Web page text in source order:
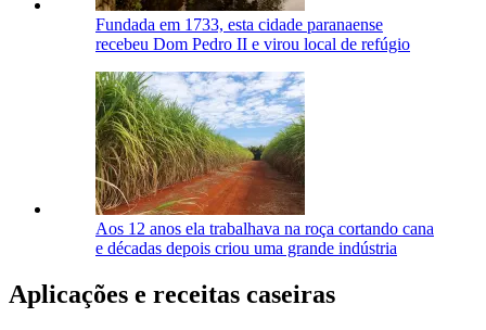
Fundada em 1733, esta cidade paranaense
recebeu Dom Pedro II e virou local de refúgio
Aos 12 anos ela trabalhava na roça cortando cana
e décadas depois criou uma grande indústria
Aplicações e receitas caseiras